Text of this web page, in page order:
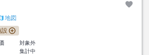
地図
対象外
集計中